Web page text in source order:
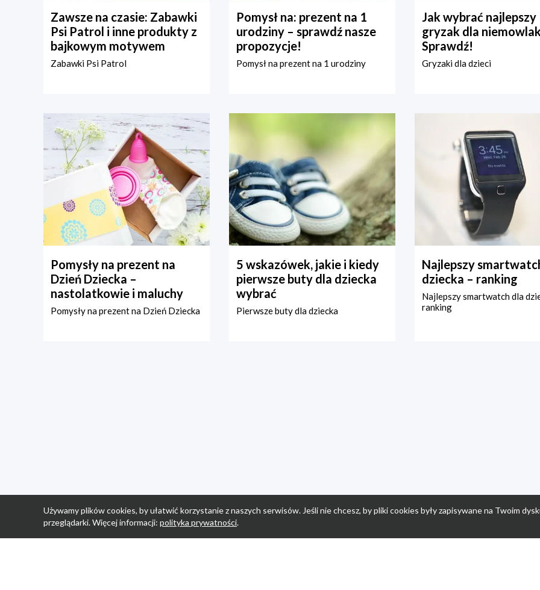
Zawsze na czasie: Zabawki
Psi Patrol i inne produkty z
bajkowym motywem
Zabawki Psi Patrol
Pomysł na: prezent na 1
urodziny – sprawdź nasze
propozycje!
Pomysł na prezent na 1 urodziny
Jak wybrać najlepszy
gryzak dla
Sprawdź!
Gryzaki dla dzieci
Pomysły na prezent na
Dzień Dziecka –
nastolatkowie i maluchy
Pomysły na prezent na Dzień Dziecka
5 wskazówek, jakie i kiedy
pierwsze buty dla dziecka
wybrać
Pierwsze buty dla dziecka
Najlepszy
dziecka – ranking
Najlepszy smartwatch dla
ranking
Używamy plików cookies, by ułatwić korzystanie z naszych serwisów. Jeśli nie chcesz, by pliki cookies były zapisywane na Twoim
przeglądarki. Więcej informacji: polityka prywatności.